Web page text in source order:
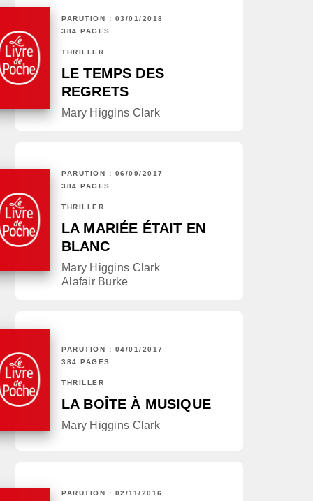
PARUTION : 03/01/2018
384 PAGES
THRILLER
LE TEMPS DES
REGRETS
Mary Higgins Clark
PARUTION : 06/09/2017
384 PAGES
THRILLER
LA MARIÉE ÉTAIT EN
BLANC
Mary Higgins Clark
Alafair Burke
PARUTION : 04/01/2017
384 PAGES
THRILLER
LA BOÎTE À MUSIQUE
Mary Higgins Clark
PARUTION : 02/11/2016